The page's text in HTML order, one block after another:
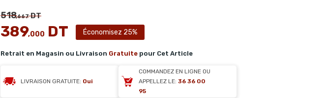
518,667DT
389,000 DT Économisez 25%
Retrait en Magasin ou Livraison Gratuite pour Cet Article
LIVRAISON GRATUITE: Oui
COMMANDEZ EN LIGNE OU
APPELLEZ LE: 36 36 00
95